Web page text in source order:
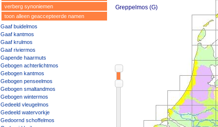
verberg synoniemen
toon alleen geaccepteerde namen
Gaaf buidelmos
Gaaf kantmos
Gaaf krulmos
Gaaf riviermos
Gapende haarmuts
Gebogen achterlichtmos
Gebogen kantmos
Gebogen penseelmos
Gebogen smaltandmos
Gebogen wintermos
Gedeeld vleugelmos
Gedeeld watervorkje
Gedoornd schoffelmos
Greppelmos (G)